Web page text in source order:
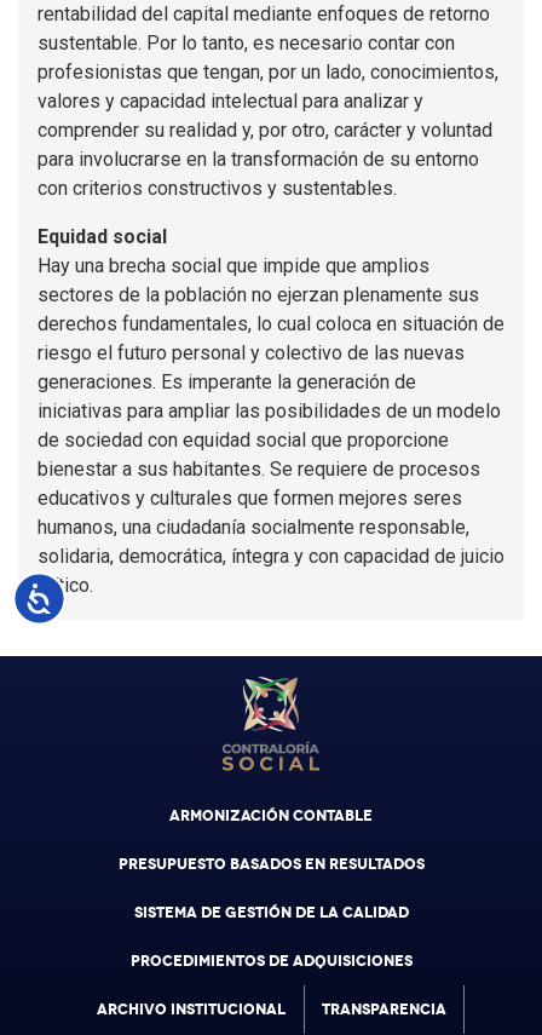
Accesibilidad
rentabilidad del capital mediante enfoques de retorno
sustentable. Por lo tanto, es necesario contar con
profesionistas que tengan, por un lado, conocimientos,
valores y capacidad intelectual para analizar y
comprender su realidad y, por otro, carácter y voluntad
para involucrarse en la transformación de su entorno
con criterios constructivos y sustentables.
Equidad social
Hay una brecha social que impide que amplios
sectores de la población no ejerzan plenamente sus
derechos fundamentales, lo cual coloca en situación de
riesgo el futuro personal y colectivo de las nuevas
generaciones. Es imperante la generación de
iniciativas para ampliar las posibilidades de un modelo
de sociedad con equidad social que proporcione
bienestar a sus habitantes. Se requiere de procesos
educativos y culturales que formen mejores seres
humanos, una ciudadanía socialmente responsable,
solidaria, democrática, íntegra y con capacidad de juicio
crítico.
ARMONIZACIÓN CONTABLE
PRESUPUESTO BASADOS EN RESULTADOS
SISTEMA DE GESTIÓN DE LA CALIDAD
PROCEDIMIENTOS DE ADQUISICIONES
ARCHIVO INSTITUCIONAL TRANSPARENCIA